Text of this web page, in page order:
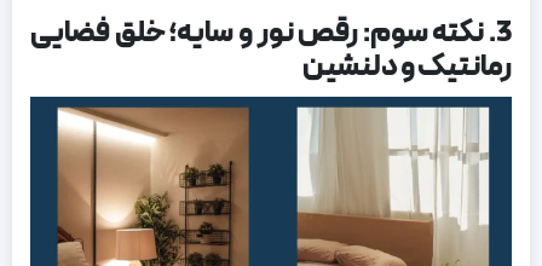
3. نکته سوم: رقص نور و سایه؛ خلق فضایی
رمانتیک و دلنشین